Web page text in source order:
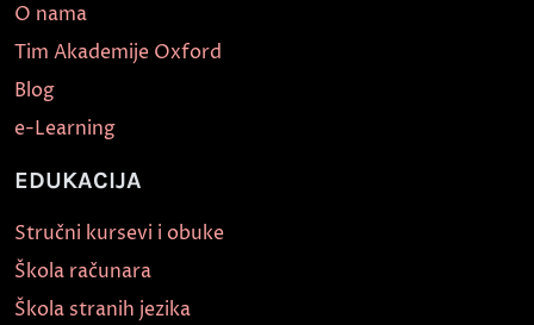
O nama
Tim Akademije Oxford
Blog
e-Learning
EDUKACIJA
Stručni kursevi i obuke
Škola računara
Škola stranih jezika